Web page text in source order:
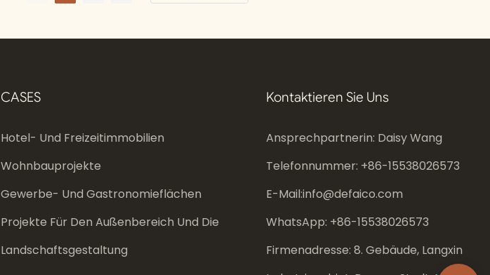
CASES
Hotel- Und Freizeitimmobilien
Wohnbauprojekte
Gewerbe- Und Gastronomieflächen
Projekte Für Den Außenbereich Und Die
Landschaftsgestaltung
Kontaktieren Sie Uns
Ansprechpartnerin: Daisy Wang
Telefonnummer: +86-15538026573
E-Mail:info@defaico.com
WhatsApp: +86-15538026573
Firmenadresse: 8. Gebäude, Langxin